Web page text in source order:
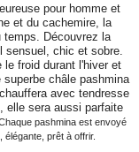
pour homme et
et du cachemire, la
temps. Découvrez la
sensuel, chic et sobre.
le froid durant l'hiver et
châle pashmina
avec tendresse
elle sera aussi parfaite
pashmina est envoyé
prêt à offrir.